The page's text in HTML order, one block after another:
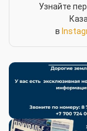
Узнайте
в